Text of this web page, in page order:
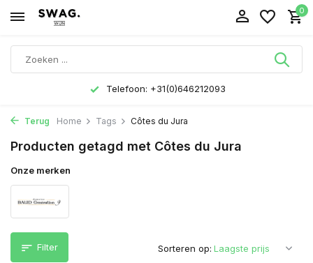
0
Telefoon: +31(0)646212093
Terug Home Tags Côtes du Jura
Producten getagd met Côtes du Jura
Onze merken
Filter Sorteren op: